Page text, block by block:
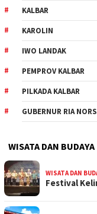
KALBAR
KAROLIN
IWO LANDAK
PEMPROV KALBAR
PILKADA KALBAR
GUBERNUR RIA
WISATA DAN BUDAYA
WISATA DAN
Festival